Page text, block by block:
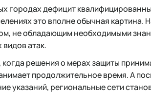
городах дефицит
это вполне обычная картина.
не обладающим необходимыми
видов атак.
когда решения о мерах защиты
продолжительное время. А
указаний, региональные сети